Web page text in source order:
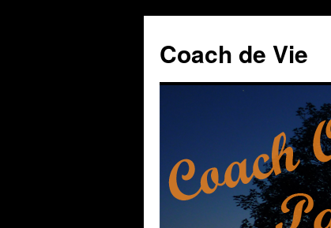
Coach de Vie